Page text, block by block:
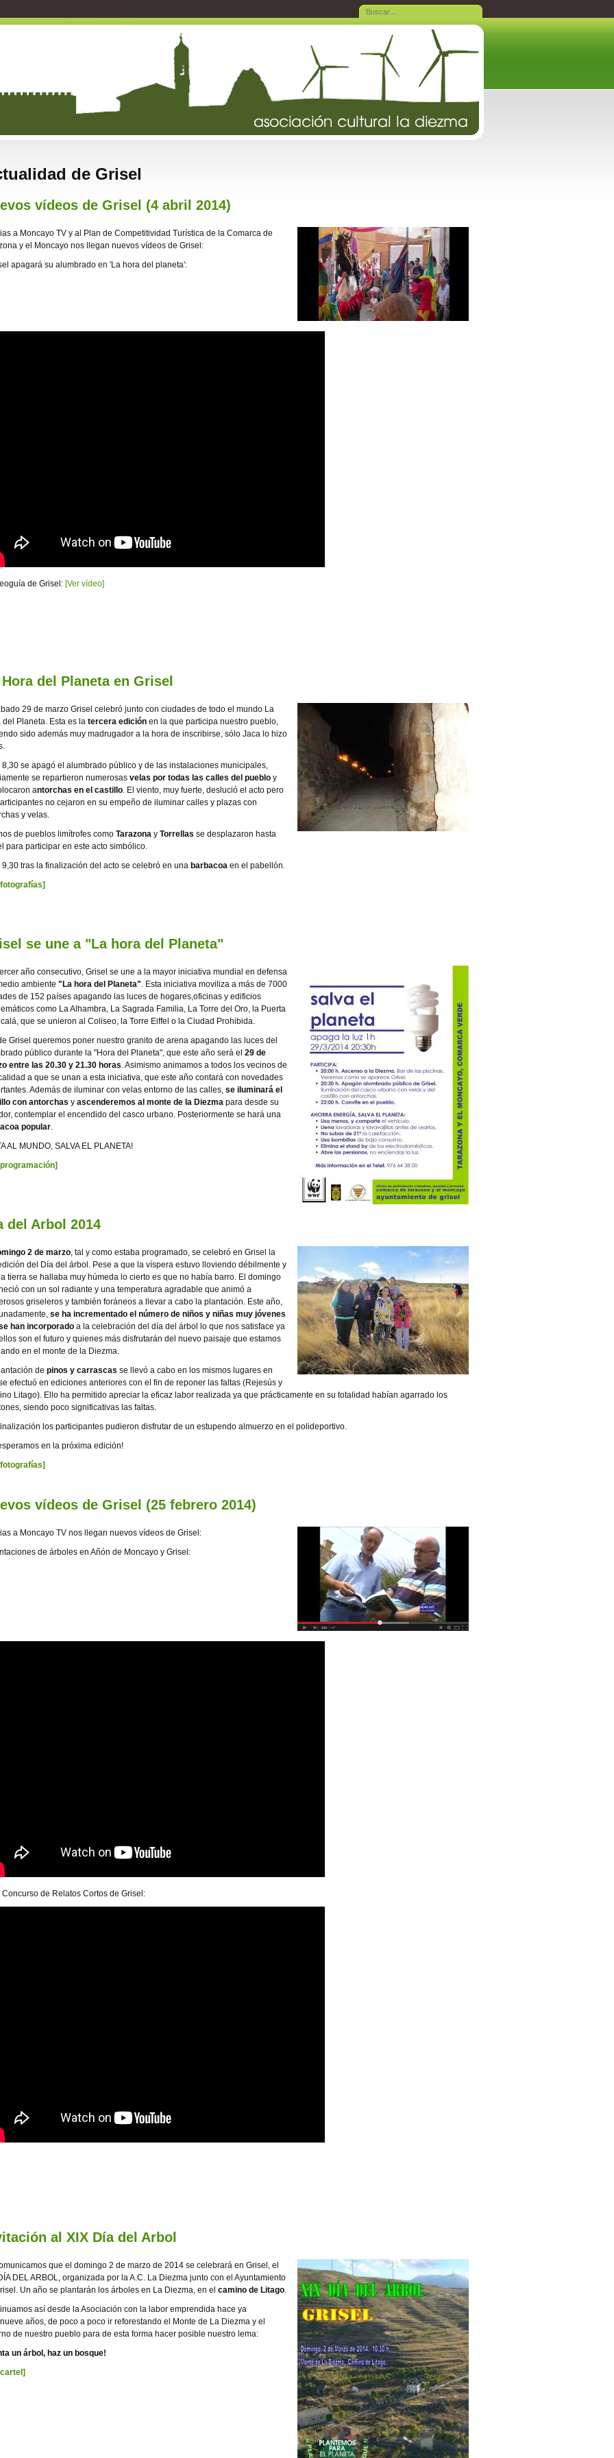
de Grisel
vídeos de Grisel (4 abril 2014)
a Moncayo TV y al Plan de Competitividad Turística de la Comarca de
y el Moncayo nos llegan nuevos vídeos de Grisel:
apagará su alumbrado en 'La hora del planeta':
de Grisel: [Ver vídeo]
del Planeta en Grisel
29 de marzo Grisel celebró junto con ciudades de todo el mundo La
del Planeta. Esta es la tercera edición en la que participa nuestro pueblo,
sido además muy madrugador a la hora de inscribirse, sólo Jaca lo hizo
8,30 se apagó el alumbrado público y de las instalaciones municipales,
se repartieron numerosas velas por todas las calles del pueblo y
antorchas en el castillo. El viento, muy fuerte, deslució el acto pero
no cejaron en su empeño de iluminar calles y plazas con
y velas.
de pueblos limítrofes como Tarazona y Torrellas se desplazaron hasta
para participar en este acto simbólico.
9,30 tras la finalización del acto se celebró en una barbacoa en el pabellón.
se une a "La hora del Planeta"
año consecutivo, Grisel se une a la mayor iniciativa mundial en defensa
ambiente "La hora del Planeta". Esta iniciativa moviliza a más de 7000
de 152 países apagando las luces de hogares,oficinas y edificios
como La Alhambra, La Sagrada Familia, La Torre del Oro, la Puerta
que se unieron al Coliseo, la Torre Eiffel o la Ciudad Prohibida.
Grisel queremos poner nuestro granito de arena apagando las luces del
público durante la "Hora del Planeta", que este año será el 29 de
entre las 20.30 y 21.30 horas. Asimismo animamos a todos los vecinos de
a que se unan a esta iniciativa, que este año contará con novedades
Además de iluminar con velas entorno de las calles, se iluminará el
con antorchas y ascenderemos al monte de la Diezma para desde su
contemplar el encendido del casco urbano. Posteriormente se hará una
popular.
AL MUNDO, SALVA EL PLANETA!
del Arbol 2014
2 de marzo, tal y como estaba programado, se celebró en Grisel la
del Día del árbol. Pese a que la víspera estuvo lloviendo débilmente y
tierra se hallaba muy húmeda lo cierto es que no había barro. El domingo
con un sol radiante y una temperatura agradable que animó a
griseleros y también foráneos a llevar a cabo la plantación. Este año,
se ha incrementado el número de niños y niñas muy jóvenes
han incorporado a la celebración del día del árbol lo que nos satisface ya
son el futuro y quienes más disfrutarán del nuevo paisaje que estamos
en el monte de la Diezma.
de pinos y carrascas se llevó a cabo en los mismos lugares en
efectuó en ediciones anteriores con el fin de reponer las faltas (Rejesús y
Litago). Ello ha permitido apreciar la eficaz labor realizada ya que prácticamente en su totalidad habían agarrado los
siendo poco significativas las faltas.
los participantes pudieron disfrutar de un estupendo almuerzo en el polideportivo.
en la próxima edición!
vídeos de Grisel (25 febrero 2014)
a Moncayo TV nos llegan nuevos vídeos de Grisel:
de árboles en Añón de Moncayo y Grisel:
Concurso de Relatos Cortos de Grisel:
al XIX Día del Arbol
que el domingo 2 de marzo de 2014 se celebrará en Grisel, el
DEL ARBOL, organizada por la A.C. La Diezma junto con el Ayuntamiento
Un año se plantarán los árboles en La Diezma, en el camino de Litago.
así desde la Asociación con la labor emprendida hace ya
años, de poco a poco ir reforestando el Monte de La Diezma y el
de nuestro pueblo para de esta forma hacer posible nuestro lema:
un árbol, haz un bosque!